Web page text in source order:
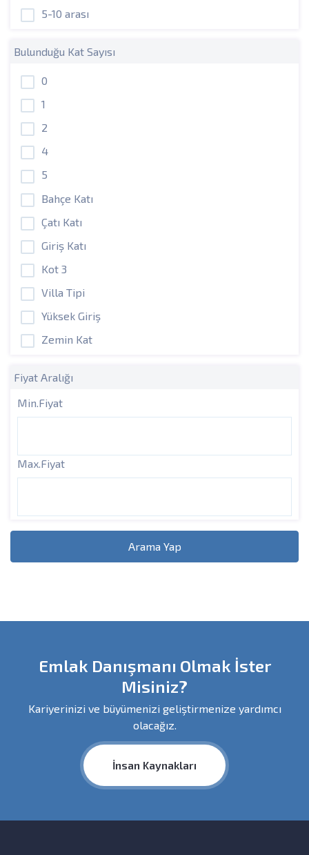
5-10 arası
Bulunduğu Kat Sayısı
0
1
2
4
5
Bahçe Katı
Çatı Katı
Giriş Katı
Kot 3
Villa Tipi
Yüksek Giriş
Zemin Kat
Fiyat Aralığı
Min.Fiyat
Max.Fiyat
Arama Yap
Emlak Danışmanı Olmak İster
Misiniz?
Kariyerinizi ve büyümenizi geliştirmenize yardımcı
olacağız.
İnsan Kaynakları